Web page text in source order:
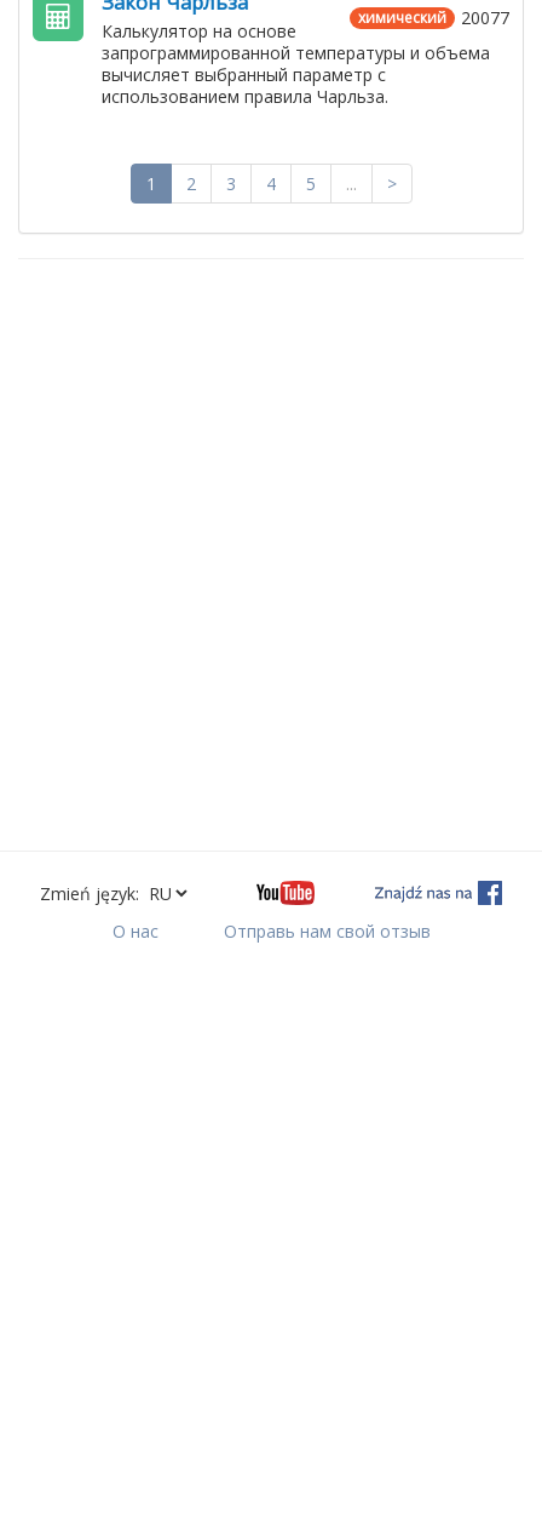
20077
химический
Калькулятор на основе
запрограммированной температуры и объема
вычисляет выбранный параметр с
использованием правила Чарльза.
1 2 3 4 5 ... >
Zmień język:
О нас
Отправь нам свой отзыв